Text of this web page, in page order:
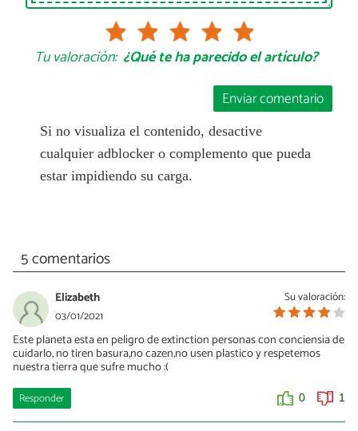
Tu valoración: ¿Qué te ha parecido el artículo?
Enviar comentario
Si no visualiza el contenido, desactive
cualquier adblocker o complemento que pueda
estar impidiendo su carga.
5 comentarios
Su valoración:
Elizabeth
03/01/2021
Este planeta esta en peligro de extinction personas con conciensia de
cuidarlo, no tiren basura,no cazen,no usen plastico y respetemos
nuestra tierra que sufre mucho :(
Responder 0 1